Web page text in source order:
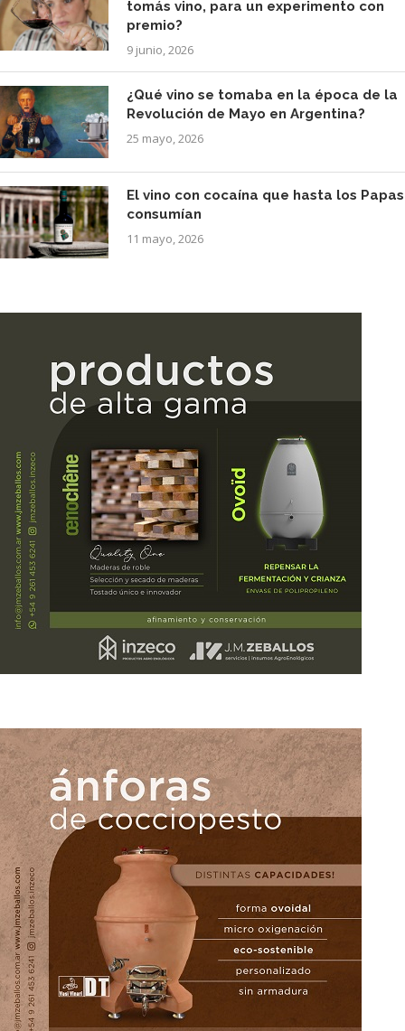
tomás vino, para un experimento con
premio?
9 junio, 2026
¿Qué vino se tomaba en la época de la
Revolución de Mayo en Argentina?
25 mayo, 2026
El vino con cocaína que hasta los Papas
consumían
11 mayo, 2026